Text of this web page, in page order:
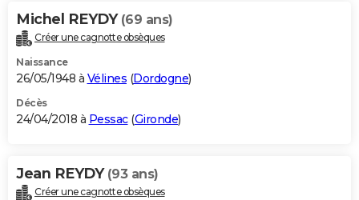
Michel REYDY (69 ans)
Créer une cagnotte obsèques
Naissance
26/05/1948 à Vélines (Dordogne)
Décès
24/04/2018 à Pessac(Gironde)
Jean REYDY (93 ans)
Créer une cagnotte obsèques